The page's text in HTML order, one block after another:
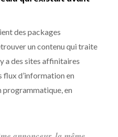
des packages
un contenu qui traite
y a des sites affinitaires
d’information en
programmatique, en